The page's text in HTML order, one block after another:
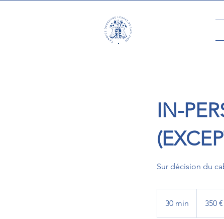
IN-
Sur décision du
30 min
0
350 €